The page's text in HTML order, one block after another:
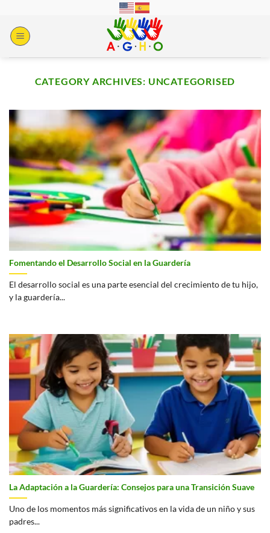
content
CATEGORY ARCHIVES: UNCATEGORISED
Fomentando el Desarrollo Social en la Guardería
El desarrollo social es una parte esencial del crecimiento de tu hijo,
y la guardería...
La Adaptación a la Guardería: Consejos para una Transición Suave
Uno de los momentos más significativos en la vida de un niño y sus
padres...